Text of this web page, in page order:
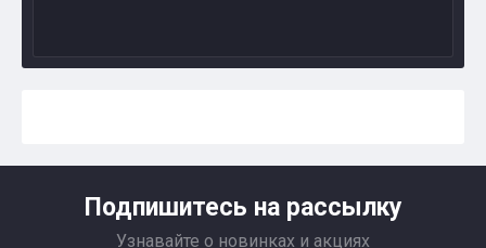
Подпишитесь на рассылку
Узнавайте о новинках и акциях